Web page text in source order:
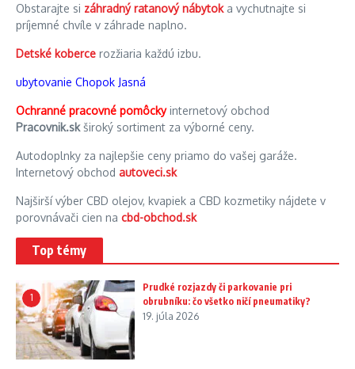
Obstarajte si záhradný ratanový nábytoka vychutnajte si
príjemné chvíle v záhrade naplno.
Detské koberce rozžiaria každú izbu.
ubytovanie Chopok Jasná
Ochranné pracovné pomôckyinternetový obchod
Pracovnik.skširoký sortiment za výborné ceny.
Autodoplnky za najlepšie ceny priamo do vašej garáže.
Internetový obchod autoveci.sk
Najširší výber CBD olejov, kvapiek a CBD kozmetiky nájdete v
porovnávači cien na cbd-obchod.sk
Top témy
1
Prudké rozjazdy či parkovanie pri
obrubníku: čo všetko ničí pneumatiky?
19. júla 2026